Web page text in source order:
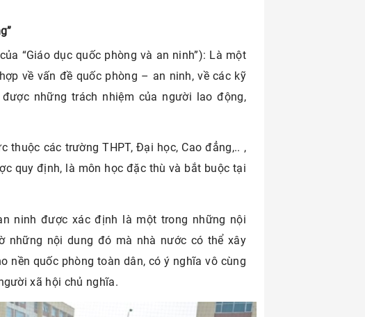
“Giáo dục quốc phòng và an ninh”): Là một
về vấn đề quốc phòng – an ninh, về các kỹ
những trách nhiệm của người lao động,
thuộc các trường THPT, Đại học, Cao đẳng,.. ,
quy định, là môn học đặc thù và bắt buộc tại
ninh được xác định là một trong những nội
những nội dung đó mà nhà nước có thể xây
nền quốc phòng toàn dân, có ý nghĩa vô cùng
xã hội chủ nghĩa.